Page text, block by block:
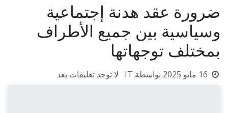
ضرورة عقد هدنة إجتماعية
وسياسية بين جميع الأطراف
بمختلف توجهاتها
16 مايو 2025 بواسطة IT لا توجد تعليقات بعد